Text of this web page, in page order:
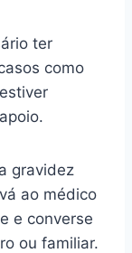
ter
como
gravidez
ao médico
e converse
ou familiar.